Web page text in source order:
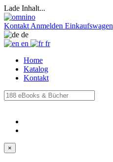
Lade Inhalt...
Kontakt Anmelden Einkaufswagen
de
en
fr
Home
Katalog
Kontakt
×